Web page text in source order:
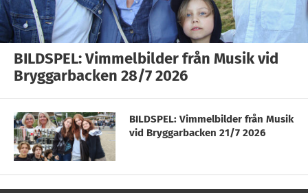
BILDSPEL: Vimmelbilder från Musik vid
Bryggarbacken 28/7 2026
BILDSPEL: Vimmelbilder från Musik
vid Bryggarbacken 21/7 2026